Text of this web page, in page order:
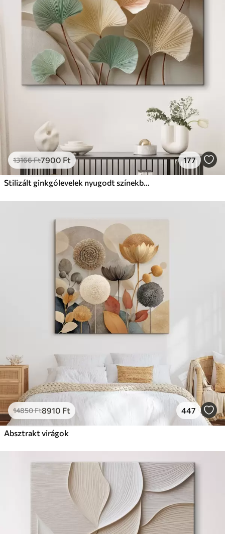
✗Környezetbarát anyag
Prémium
Ft
Élénk, gazdag színek
Fakulásálló
✓Biztonságos, szagtalan tinta
Eco-Prémium
Tól12405Ft
✓Élénk, gazdag színek
✓Fakulásálló
Környezetbarát anyag
13166Ft7900 Ft 177
Stilizált ginkgólevelek nyugodt színekben
14850Ft8910 Ft 447
Absztrakt virágok